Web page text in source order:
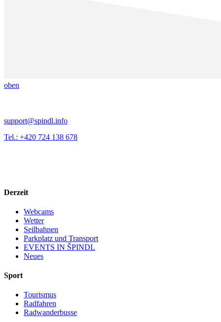
oben
support@spindl.info
Tel.: +420 724 138 678
Derzeit
Webcams
Wetter
Seilbahnen
Parkplatz und Transport
EVENTS IN ŠPINDL
Neues
Sport
Tourismus
Radfahren
Radwanderbusse